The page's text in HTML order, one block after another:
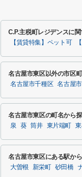
C.P.主税町レジデンスに
【賃貸特集】ペット可
名古屋市東区以外の市区
名古屋市千種区 名古屋
名古屋市東区の町名から
泉 葵 筒井 東片端町
名古屋市東区にある駅か
大曽根 新栄町 砂田橋